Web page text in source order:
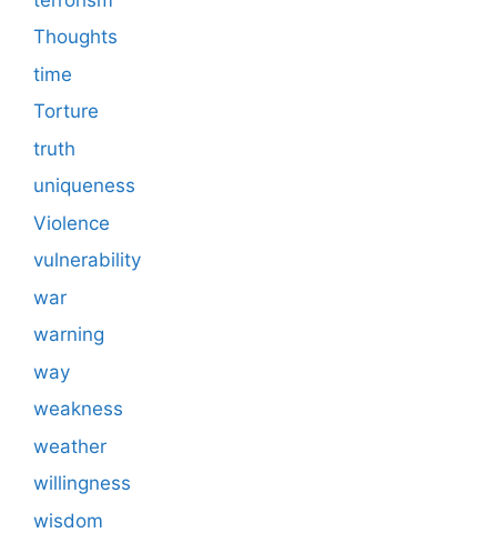
Thoughts
time
Torture
truth
uniqueness
Violence
vulnerability
war
warning
way
weakness
weather
willingness
wisdom